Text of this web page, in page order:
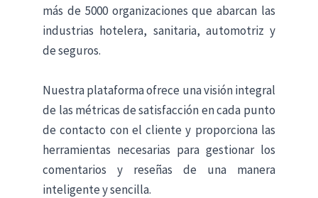
más de 5000 organizaciones que abarcan las
industrias hotelera, sanitaria, automotriz y
de seguros.
Nuestra plataforma ofrece una visión integral
de las métricas de satisfacción en cada punto
de contacto con el cliente y proporciona las
herramientas necesarias para gestionar los
comentarios y reseñas de una manera
inteligente y sencilla.